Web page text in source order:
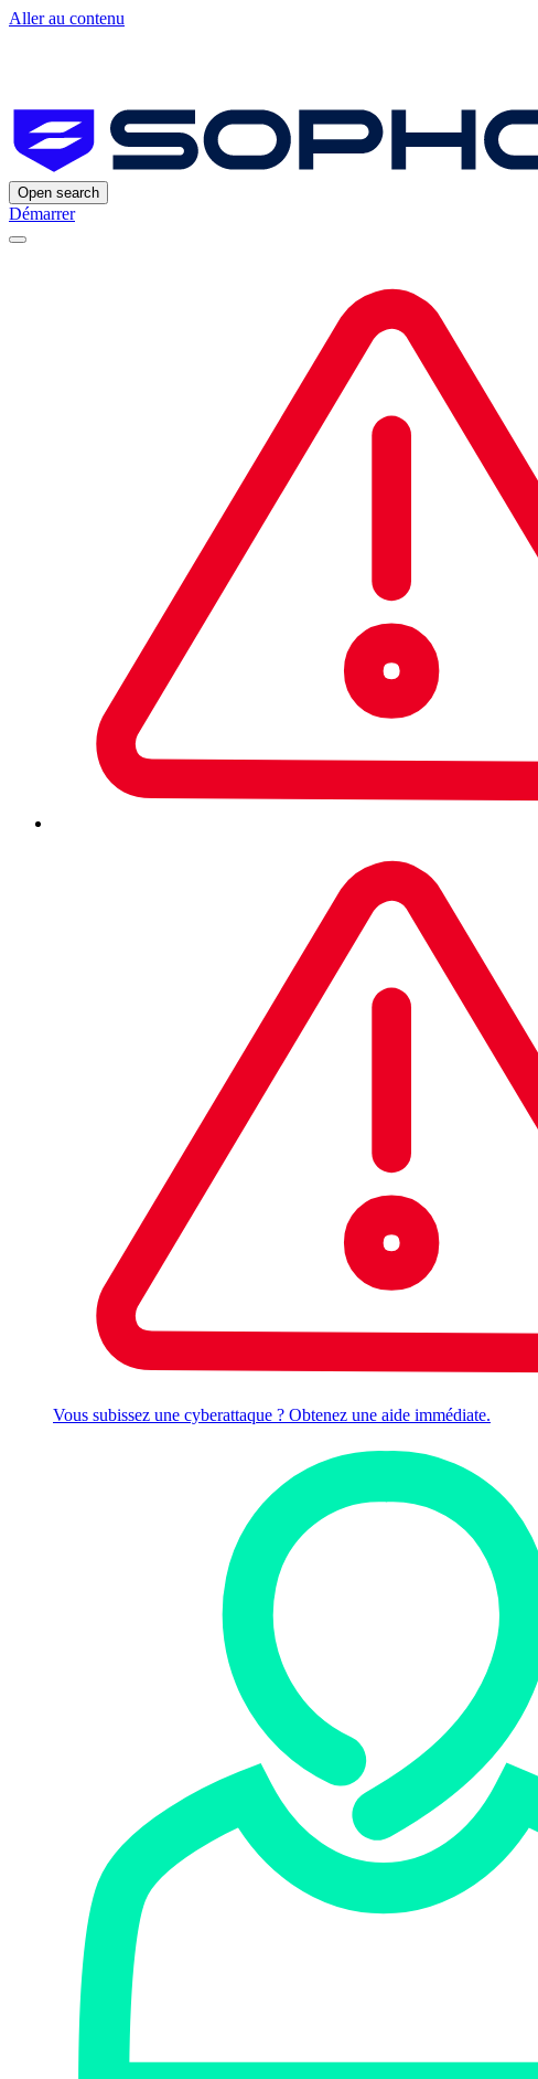
Aller au contenu
Open search
Démarrer
Vous subissez une cyberattaque ? Obtenez une aide immédiate.